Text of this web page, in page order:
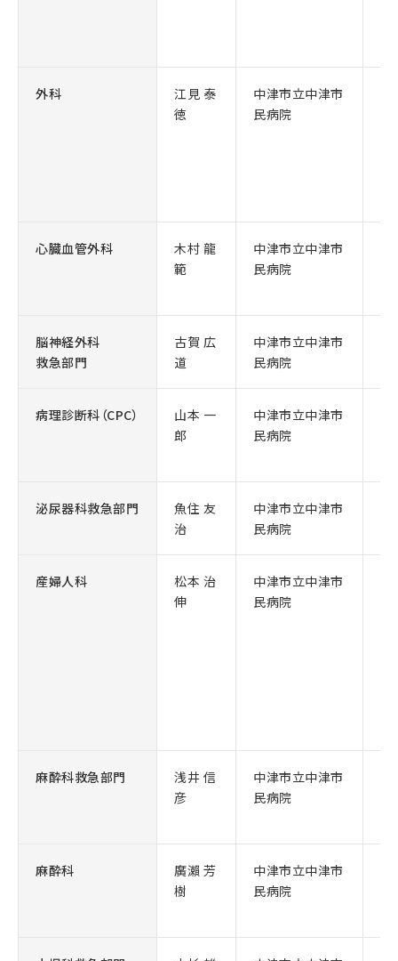
外科
江見 泰
徳
中津市立中津市
民病院
心臓血管外科
木村 龍
範
中津市立中津市
民病院
脳神経外科
救急部門
古賀 広
道
中津市立中津市
民病院
病理診断科（CPC）
山本 一
郎
中津市立中津市
民病院
泌尿器科救急部門
魚住 友
治
中津市立中津市
民病院
産婦人科
松本 治
伸
中津市立中津市
民病院
麻酔科救急部門
浅井 信
彦
中津市立中津市
民病院
麻酔科
廣瀨 芳
樹
中津市立中津市
民病院